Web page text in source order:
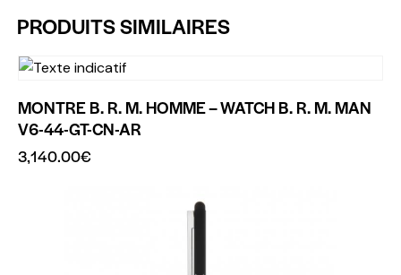
PRODUITS SIMILAIRES
MONTRE B. R. M. HOMME – WATCH B. R. M. MAN
V6-44-GT-CN-AR
3,140.00€